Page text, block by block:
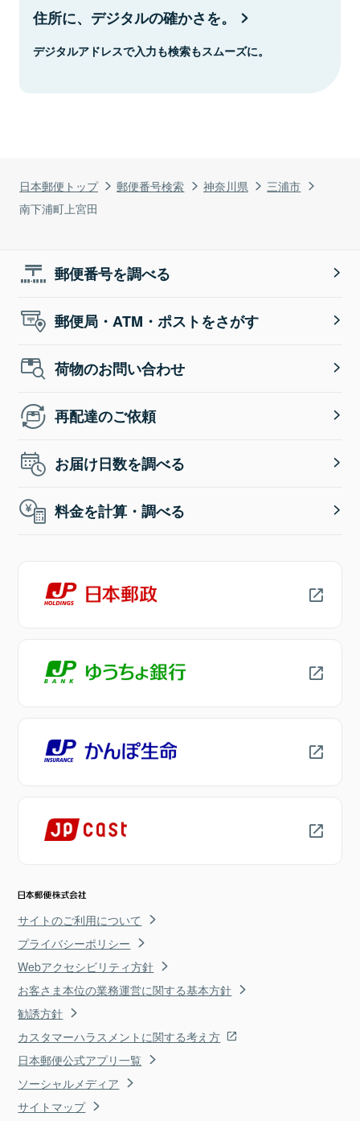
日本郵便トップ 郵便番号検索 神奈川県
三浦市
南下浦町上宮田
住所に、デジタルの確かさを。
デジタルアドレスで入力も検索もスムーズに。
郵便番号を調べる
郵便局・ATM・ポストをさがす
荷物のお問い合わせ
再配達のご依頼
お届け日数を調べる
料金を計算・調べる
サイトのご利用について
プライバシーポリシー
Webアクセシビリティ方針
お客さま本位の業務運営に関する基本方針
勧誘方針
カスタマーハラスメントに関する考え方
日本郵便公式アプリ一覧
ソーシャルメディア
サイトマップ